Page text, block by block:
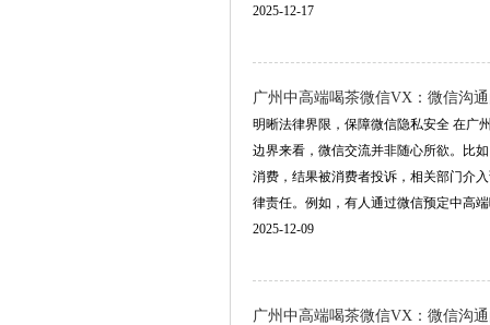
2025-12-17
广州中高端喝茶微信VX‌：微信沟
明晰法律界限，保障微信隐私安全 在广
边界来看，微信交流并非随心所欲。比
消费，结果被消费者投诉，相关部门介
律责任。例如，有人通过微信预定中高
2025-12-09
广州中高端喝茶微信VX‌：微信沟